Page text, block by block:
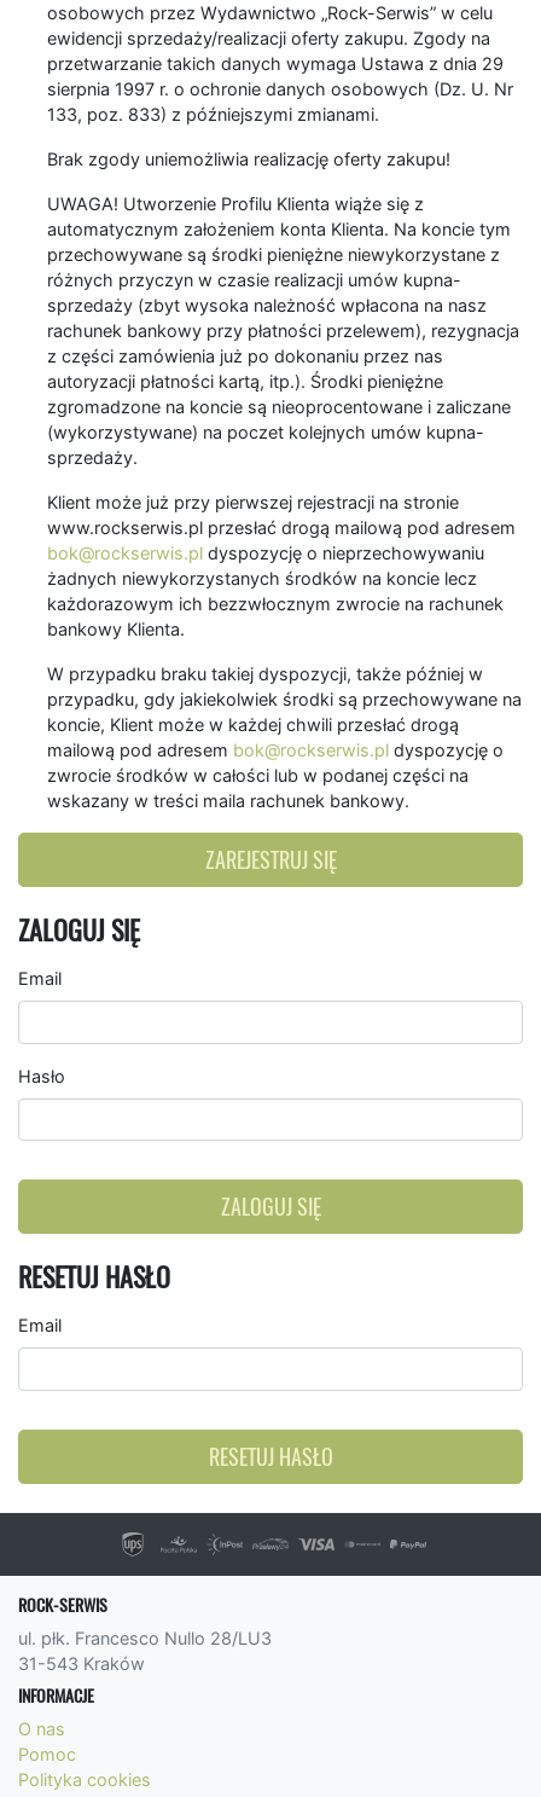
osobowych przez Wydawnictwo „Rock-Serwis” w celu
ewidencji sprzedaży/realizacji oferty zakupu. Zgody na
przetwarzanie takich danych wymaga Ustawa z dnia 29
sierpnia 1997 r. o ochronie danych osobowych (Dz. U. Nr
133, poz. 833) z późniejszymi zmianami.
Brak zgody uniemożliwia realizację oferty zakupu!
UWAGA! Utworzenie Profilu Klienta wiąże się z
automatycznym założeniem konta Klienta. Na koncie tym
przechowywane są środki pieniężne niewykorzystane z
różnych przyczyn w czasie realizacji umów kupna-
sprzedaży (zbyt wysoka należność wpłacona na nasz
rachunek bankowy przy płatności przelewem), rezygnacja
z części zamówienia już po dokonaniu przez nas
autoryzacji płatności kartą, itp.). Środki pieniężne
zgromadzone na koncie są nieoprocentowane i zaliczane
(wykorzystywane) na poczet kolejnych umów kupna-
sprzedaży.
Klient może już przy pierwszej rejestracji na stronie
www.rockserwis.pl przesłać drogą mailową pod adresem
bok@rockserwis.pl dyspozycję o nieprzechowywaniu
żadnych niewykorzystanych środków na koncie lecz
każdorazowym ich bezzwłocznym zwrocie na rachunek
bankowy Klienta.
W przypadku braku takiej dyspozycji, także później w
przypadku, gdy jakiekolwiek środki są przechowywane na
koncie, Klient może w każdej chwili przesłać drogą
mailową pod adresem bok@rockserwis.pl dyspozycję o
zwrocie środków w całości lub w podanej części na
wskazany w treści maila rachunek bankowy.
ZAREJESTRUJ SIĘ
ZALOGUJ SIĘ
Email
Hasło
ZALOGUJ SIĘ
RESETUJ HASŁO
Email
RESETUJ HASŁO
ROCK-SERWIS
ul. płk. Francesco Nullo 28/LU3
31-543 Kraków
INFORMACJE
O nas
Pomoc
Polityka cookies